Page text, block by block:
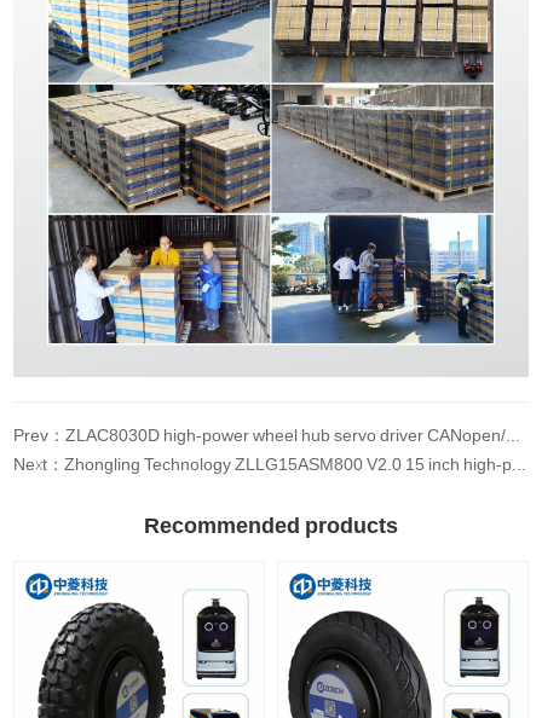
Prev：ZLAC8030D high-power wheel hub servo driver CANopen/RS485 communication
Next：Zhongling Technology ZLLG15ASM800 V2.0 15 inch high-power wheel robot wheel hub motor
Recommended products